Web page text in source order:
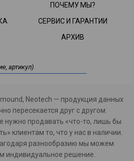
ПОЧЕМУ МЫ?
СЕРВИС И ГАРАНТИИ
АРХИВ
Neotech — продукция данных
пересекается друг с другом.
нужно продавать «что-то, лишь бы
клиентам то, что у нас в наличии.
разнообразию мы можем
индивидуальное решение.